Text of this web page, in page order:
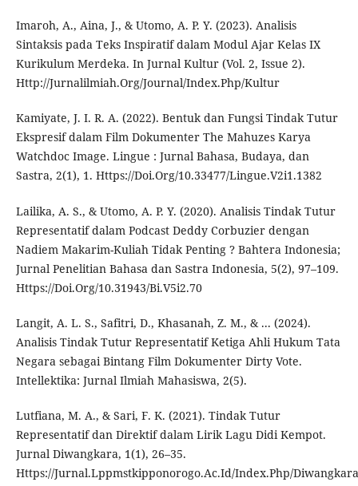
Imaroh, A., Aina, J., & Utomo, A. P. Y. (2023). Analisis
Sintaksis pada Teks Inspiratif dalam Modul Ajar Kelas IX
Kurikulum Merdeka. In Jurnal Kultur (Vol. 2, Issue 2).
Http://Jurnalilmiah.Org/Journal/Index.Php/Kultur
Kamiyate, J. I. R. A. (2022). Bentuk dan Fungsi Tindak Tutur
Ekspresif dalam Film Dokumenter The Mahuzes Karya
Watchdoc Image. Lingue : Jurnal Bahasa, Budaya, dan
Sastra, 2(1), 1. Https://Doi.Org/10.33477/Lingue.V2i1.1382
Lailika, A. S., & Utomo, A. P. Y. (2020). Analisis Tindak Tutur
Representatif dalam Podcast Deddy Corbuzier dengan
Nadiem Makarim-Kuliah Tidak Penting ? Bahtera Indonesia;
Jurnal Penelitian Bahasa dan Sastra Indonesia, 5(2), 97–109.
Https://Doi.Org/10.31943/Bi.V5i2.70
Langit, A. L. S., Safitri, D., Khasanah, Z. M., & ... (2024).
Analisis Tindak Tutur Representatif Ketiga Ahli Hukum Tata
Negara sebagai Bintang Film Dokumenter Dirty Vote.
Intellektika: Jurnal Ilmiah Mahasiswa, 2(5).
Lutfiana, M. A., & Sari, F. K. (2021). Tindak Tutur
Representatif dan Direktif dalam Lirik Lagu Didi Kempot.
Jurnal Diwangkara, 1(1), 26–35.
Https://Jurnal.Lppmstkipponorogo.Ac.Id/Index.Php/